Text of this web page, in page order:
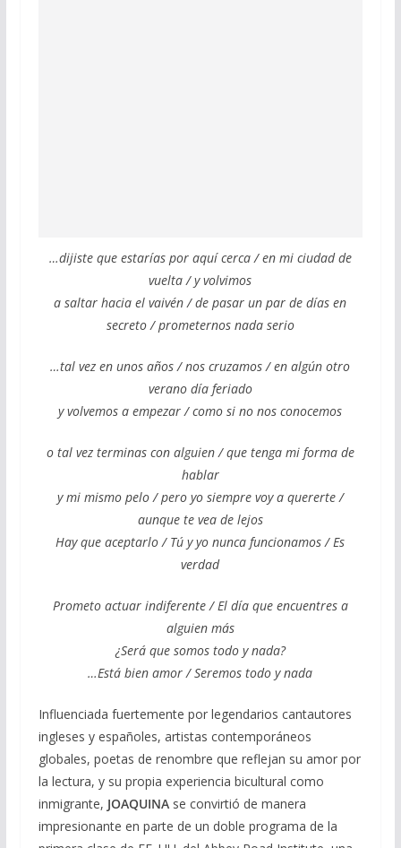
…dijiste que estarías por aquí cerca / en mi ciudad de
vuelta / y volvimos
a saltar hacia el vaivén / de pasar un par de días en
secreto / prometernos nada serio
…tal vez en unos años / nos cruzamos / en algún otro
verano día feriado
y volvemos a empezar / como si no nos conocemos
o tal vez terminas con alguien / que tenga mi forma de
hablar
y mi mismo pelo / pero yo siempre voy a quererte /
aunque te vea de lejos
Hay que aceptarlo / Tú y yo nunca funcionamos / Es
verdad
Prometo actuar indiferente / El día que encuentres a
alguien más
¿Será que somos todo y nada?
…Está bien amor / Seremos todo y nada
Influenciada fuertemente por legendarios cantautores
ingleses y españoles, artistas contemporáneos
globales, poetas de renombre que reflejan su amor por
la lectura, y su propia experiencia bicultural como
inmigrante, JOAQUINAse convirtió de manera
impresionante en parte de un doble programa de la